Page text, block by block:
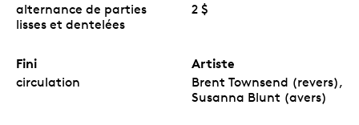
alternance de parties
lisses et dentelées
2 $
Fini
circulation
Artiste
Brent Townsend (revers),
Susanna Blunt (avers)